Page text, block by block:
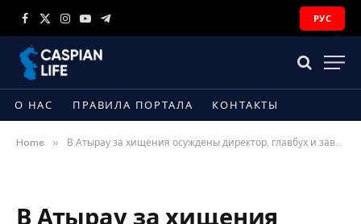
Facebook
X
Instagram
YouTubeTelegram
РУС
О НАС ПРАВИЛА ПОРТАЛА КОНТАКТЫ
Home » В Атырау за хищения осуждены директор, главбух и завхоз поликлиники
В Атырау за хищения